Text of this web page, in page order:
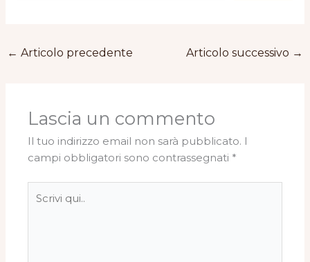
← Articolo precedente Articolo successivo →
Lascia un commento
Il tuo indirizzo email non sarà pubblicato. I
campi obbligatori sono contrassegnati *
qui..